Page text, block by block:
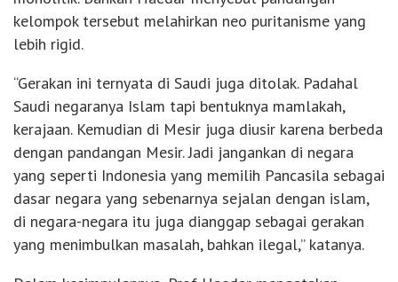
kelompok tersebut melahirkan neo puritanisme yang
lebih rigid.
“Gerakan ini ternyata di Saudi juga ditolak. Padahal
Saudi negaranya Islam tapi bentuknya mamlakah,
kerajaan. Kemudian di Mesir juga diusir karena berbeda
dengan pandangan Mesir. Jadi jangankan di negara
yang seperti Indonesia yang memilih Pancasila sebagai
dasar negara yang sebenarnya sejalan dengan islam,
di negara-negara itu juga dianggap sebagai gerakan
yang menimbulkan masalah, bahkan ilegal,” katanya.